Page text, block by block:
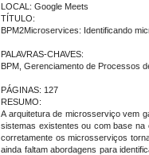
LOCAL: Google Meets
TÍTULO:
BPM2Microservices: Identificando
PALAVRAS-CHAVES:
BPM, Gerenciamento de Processos
PÁGINAS: 127
RESUMO:
A arquitetura de microsserviço vem
sistemas existentes ou com base na
corretamente os microsserviços
ainda faltam abordagens para